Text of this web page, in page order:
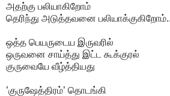
அதற்கு பலியாகிறோம்
தெரிந்து அடுத்தவனை பலியாக்குகிறோம்..
ஒத்த பெயருடைய இருவரில்
ஒருவனை சாய்த்து இட்ட கூக்குரல்
குருவையே வீழ்த்தியது
’குருஷேத்திரம்’ தொடங்கி